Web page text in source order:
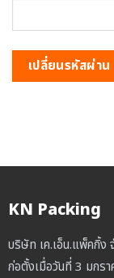
เปลี่ยนรหัสผ่าน
KN Packing
บริษัท เค.เอ็น.แพ็คกิ้ง
ก่อตั้งเมื่อวันที่ 3 มกร